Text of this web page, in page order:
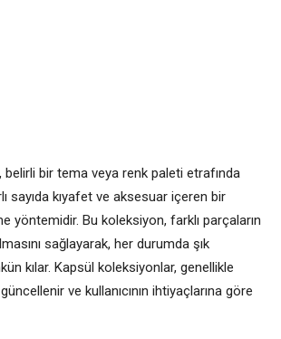
bir tema veya renk paleti etrafında
sayıda kıyafet ve aksesuar içeren bir
yöntemidir. Bu koleksiyon, farklı parçaların
sağlayarak, her durumda şık
kılar. Kapsül koleksiyonlar, genellikle
ve kullanıcının ihtiyaçlarına göre